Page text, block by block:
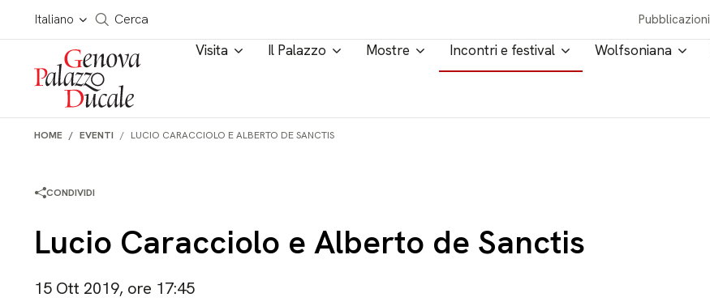
Salta al contenuto
Italiano
Cerca in tutto il sito
Cerca Pubblicazioni
Visita Il Palazzo Mostre Incontri e festival Wolfsoniana
HOME EVENTI LUCIO CARACCIOLO E ALBERTO DE SANCTIS
CONDIVIDI
Lucio Caracciolo e Alberto de Sanctis
15 Ott 2019, ore 17:45